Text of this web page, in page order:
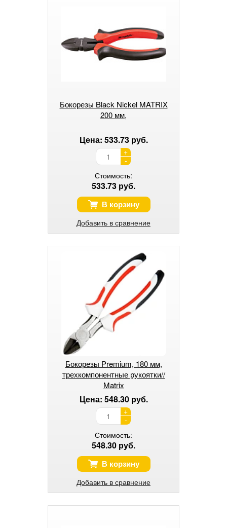
Бокорезы Black Nickel MATRIX
200 мм,
Цена: 533.73 руб.
+
-
Стоимость:
533.73 руб.
В корзину
Добавить в сравнение
Бокорезы Premium, 180 мм,
трехкомпонентные рукоятки//
Matrix
Цена: 548.30 руб.
+
-
Стоимость:
548.30 руб.
В корзину
Добавить в сравнение